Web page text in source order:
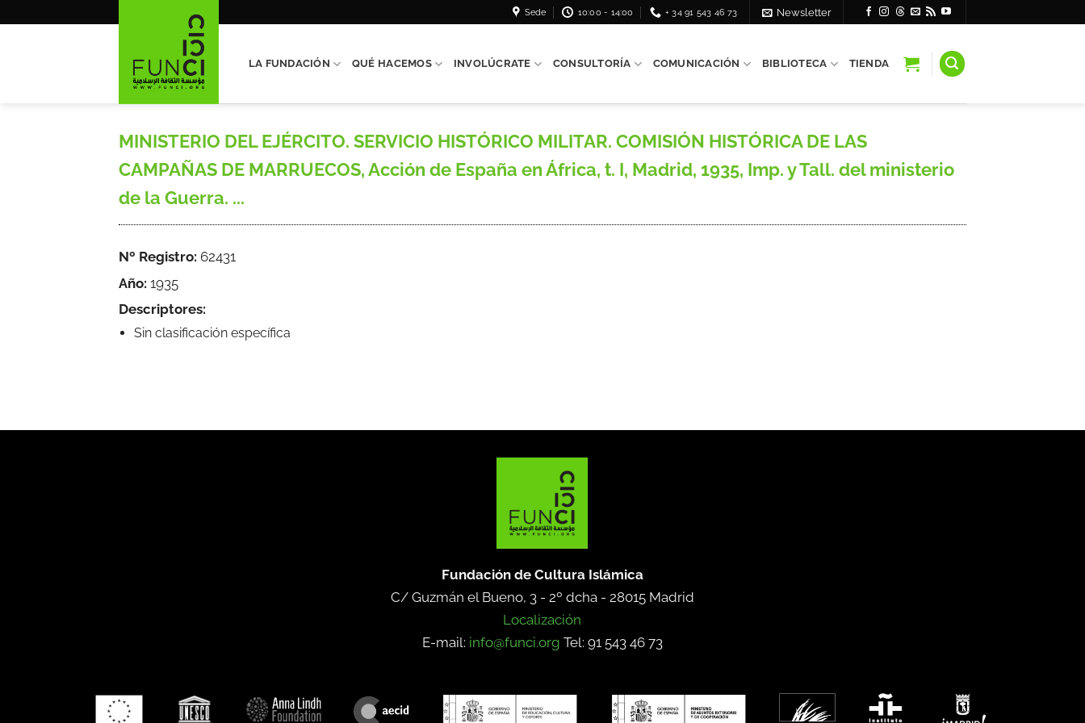
Sede 10:00 - 14:00 + 34 91 543 46 73 Newsletter
LA FUNDACIÓN QUÉ HACEMOS INVOLÚCRATE CONSULTORÍA COMUNICACIÓN BIBLIOTECA TIENDA
MINISTERIO DEL EJÉRCITO. SERVICIO HISTÓRICO MILITAR. COMISIÓN HISTÓRICA DE LAS
CAMPAÑAS DE MARRUECOS, Acción de España en África, t. I, Madrid, 1935, Imp. y Tall. del ministerio
de la Guerra. ...
Nº Registro: 62431
Año: 1935
Descriptores:
Sin clasificación específica
Fundación de Cultura Islámica
C/ Guzmán el Bueno, 3 - 2º dcha - 28015 Madrid
Localización
E-mail: info@funci.org Tel: 91 543 46 73